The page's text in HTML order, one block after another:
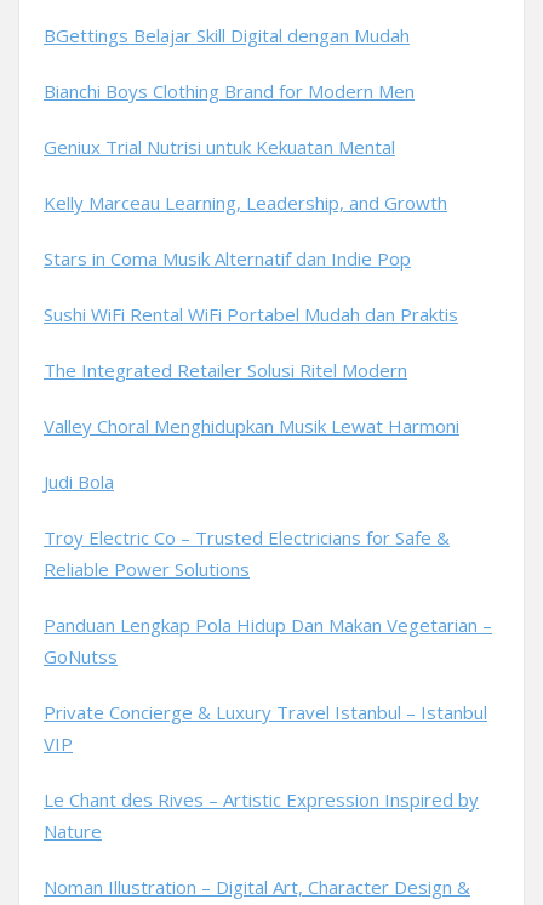
BGettings Belajar Skill Digital dengan Mudah
Bianchi Boys Clothing Brand for Modern Men
Geniux Trial Nutrisi untuk Kekuatan Mental
Kelly Marceau Learning, Leadership, and Growth
Stars in Coma Musik Alternatif dan Indie Pop
Sushi WiFi Rental WiFi Portabel Mudah dan Praktis
The Integrated Retailer Solusi Ritel Modern
Valley Choral Menghidupkan Musik Lewat Harmoni
Judi Bola
Troy Electric Co – Trusted Electricians for Safe &
Reliable Power Solutions
Panduan Lengkap Pola Hidup Dan Makan Vegetarian –
GoNutss
Private Concierge & Luxury Travel Istanbul – Istanbul
VIP
Le Chant des Rives – Artistic Expression Inspired by
Nature
Noman Illustration – Digital Art, Character Design &